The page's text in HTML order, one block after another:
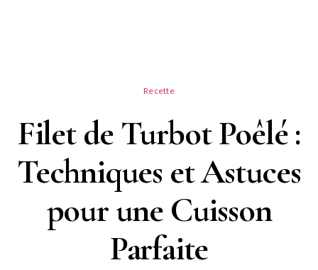
Recette
Filet de Turbot Poêlé :
Techniques et Astuces
pour une Cuisson
Parfaite